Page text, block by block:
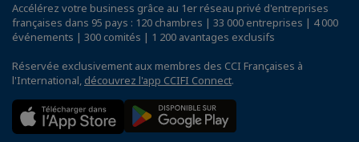
Accélérez votre business grâce au 1er réseau privé d'entreprises
françaises dans 95 pays : 120 chambres | 33 000 entreprises | 4 000
événements | 300 comités | 1 200 avantages exclusifs
Réservée exclusivement aux membres des CCI Françaises à
l'International, découvrez l'app CCIFI Connect.